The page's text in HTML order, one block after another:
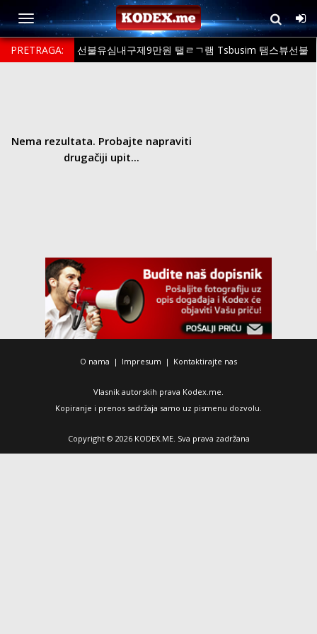
PRETRAGA:
선불유심내구제9만원 탤ㄹㄱ램 Tsbusim 탬스뷰선불
Nema rezultata. Probajte napraviti
drugačiji upit...
O nama | Impresum | Kontaktirajte nas
Vlasnik autorskih prava Kodex.me.
Kopiranje i prenos sadržaja samo uz pismenu dozvolu.
Copyright © 2026 KODEX.ME. Sva prava zadržana